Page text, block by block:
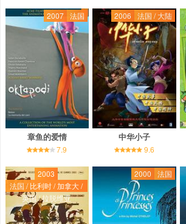
2007 法国
章鱼的爱情
7.9
2006 法国 / 大陆
中华小子
9.6
2003
法国 / 比利时 / 加拿大 /
英国 / 拉脱维亚
2000 法国